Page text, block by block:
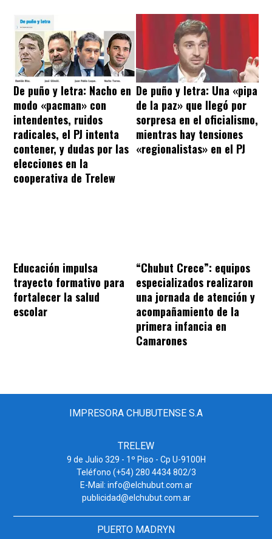
De puño y letra: Nacho en
modo «pacman» con
intendentes, ruidos
radicales, el PJ intenta
contener, y dudas por las
elecciones en la
cooperativa de Trelew
De puño y letra: Una «pipa
de la paz» que llegó por
sorpresa en el oficialismo,
mientras hay tensiones
«regionalistas» en el PJ
Educación impulsa
trayecto formativo para
fortalecer la salud
escolar
“Chubut Crece”: equipos
especializados realizaron
una jornada de atención y
acompañamiento de la
primera infancia en
Camarones
IMPRESORA CHUBUTENSE S.A
TRELEW
9 de Julio 329 - 1º Piso - Cp U-9100H
Teléfono (+54) 280 4434 802/3
E-Mail: info@elchubut.com.ar
publicidad@elchubut.com.ar
PUERTO MADRYN